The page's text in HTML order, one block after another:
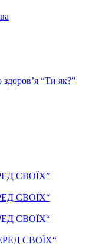
“Ти як?”
СВОЇХ”
СВОЇХ“
СВОЇХ“
СВОЇХ“